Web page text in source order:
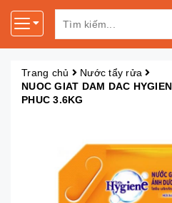
Trang chủ
Nước tẩy rửa
NUOC GIAT DAM DAC
PHUC 3.6KG